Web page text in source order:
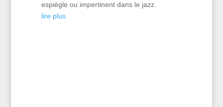
espiègle ou impertinent dans le jazz.
lire plus